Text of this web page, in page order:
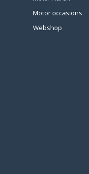
Motor occasions
Webshop